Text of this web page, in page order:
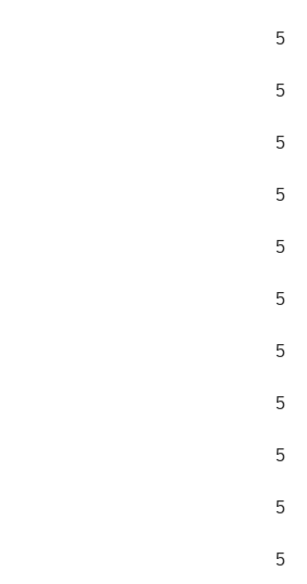
5
5
5
5
5
5
5
5
5
5
5